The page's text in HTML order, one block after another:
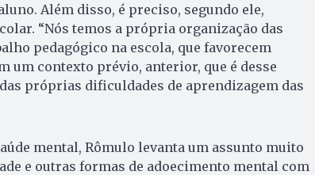
Além disso, é preciso, segundo ele,
“Nós temos a própria organização das
pedagógico na escola, que favorecem
um contexto prévio, anterior, que é desse
próprias dificuldades de aprendizagem das
mental, Rômulo levanta um assunto muito
e outras formas de adoecimento mental com